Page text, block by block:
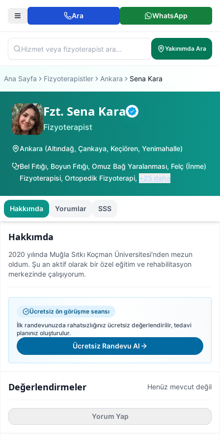
Ara WhatsApp
Yakınımda Ara
Ana Sayfa Fizyoterapistler Ankara Sena Kara
Fzt. Sena Kara Doğrulanmış
Fizyoterapist
Ankara (Altındağ, Çankaya, Keçiören, Yenimahalle)
Bel Fıtığı, Boyun Fıtığı, Omuz Bağ Yaralanması, Felç (İnme)
Fizyoterapisi, Ortopedik Fizyoterapi, +25 daha
Hakkımda Yorumlar SSS
Hakkımda
2020 yılında Muğla Sıtkı Koçman Üniversitesi'nden mezun
oldum. Şu an aktif olarak bir özel eğitim ve rehabilitasyon
merkezinde çalışıyorum.
Ücretsiz ön görüşme seansı
İlk randevunuzda rahatsızlığınız ücretsiz değerlendirilir, tedavi
planınız oluşturulur.
Ücretsiz Randevu Al
Değerlendirmeler Henüz mevcut değil
Yorum Yap